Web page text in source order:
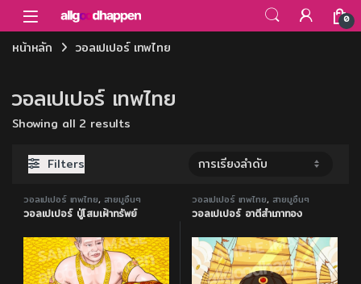
Skip to navigation
Skip to content
0
หน้าหลัก วอลเปเปอร์ เทพไทย
วอลเปเปอร์ เทพไทย
Showing all 2 results
Filters
วอลเปเปอร์ เทพไทย, สายมูอื่นๆ
วอลเปเปอร์ ปู่โสมเฝ้าทรัพย์
วอลเปเปอร์ เทพไทย, สายมูอื่นๆ
วอลเปเปอร์ อาตี๋สำเภาทอง